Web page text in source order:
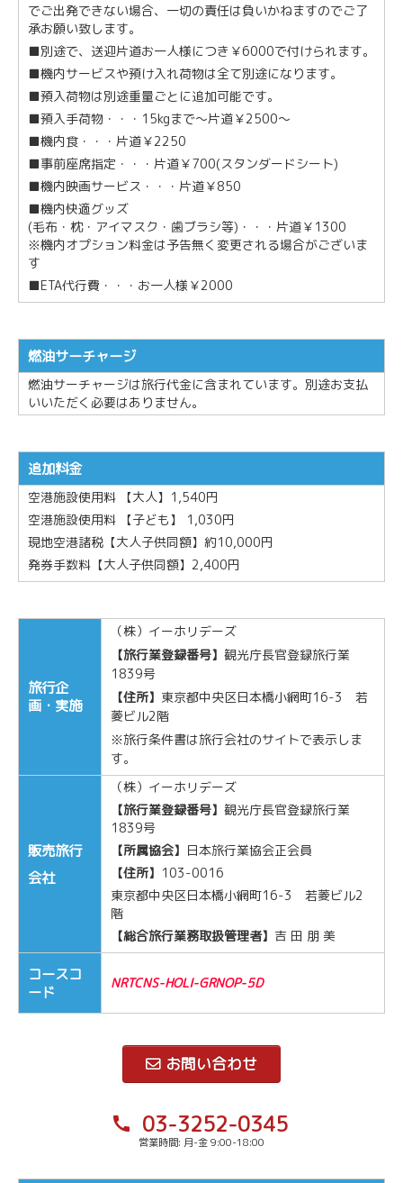
でご出発できない場合、一切の責任は負いかねますのでご了
承お願い致します。
■別途で、送迎片道お一人様につき￥6000で付けられます。
■機内サービスや預け入れ荷物は全て別途になります。
■預入荷物は別途重量ごとに追加可能です。
■預入手荷物・・・15kgまで～片道￥2500～
■機内食・・・片道￥2250
■事前座席指定・・・片道￥700(スタンダードシート)
■機内映画サービス・・・片道￥850
■機内快適グッズ
(毛布・枕・アイマスク・歯ブラシ等)・・・片道￥1300
※機内オプション料金は予告無く変更される場合がございま
す
■ETA代行費・・・お一人様￥2000
燃油サーチャージ
燃油サーチャージは旅行代金に含まれています。別途お支払
いいただく必要はありません。
追加料金
空港施設使用料 【大人】1,540円
空港施設使用料 【子ども】 1,030円
現地空港諸税【大人子供同額】約10,000円
発券手数料【大人子供同額】2,400円
旅行企
画・実施
（株）イーホリデーズ
【旅行業登録番号】 観光庁長官登録旅行業
1839号
【住所】 東京都中央区日本橋小網町16-3 若
菱ビル2階
※旅行条件書は旅行会社のサイトで表示しま
す。
販売旅行
会社
（株）イーホリデーズ
【旅行業登録番号】 観光庁長官登録旅行業
1839号
【所属協会】 日本旅行業協会正会員
【住所】 103-0016
東京都中央区日本橋小網町16-3 若菱ビル2
階
【総合旅行業務取扱管理者】 吉 田 朋 美
コースコ
ード
NRTCNS-HOLI-GRNOP-5D
お問い合わせ
call 03-3252-0345
営業時間: 月-金 9:00-18:00